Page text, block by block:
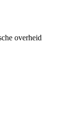
overheid